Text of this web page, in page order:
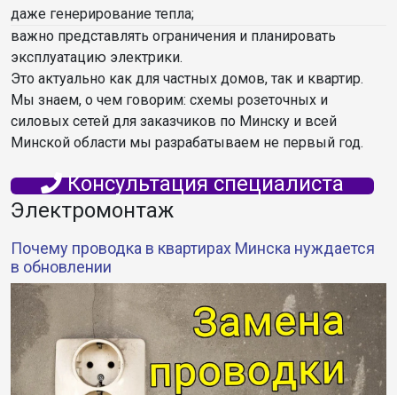
даже генерирование тепла;
важно представлять ограничения и планировать
эксплуатацию электрики.
Это актуально как для частных домов, так и квартир.
Мы знаем, о чем говорим: схемы розеточных и
силовых сетей для заказчиков по Минску и всей
Минской области мы разрабатываем не первый год.
Консультация специалиста
Электромонтаж
Почему проводка в квартирах Минска нуждается
в обновлении